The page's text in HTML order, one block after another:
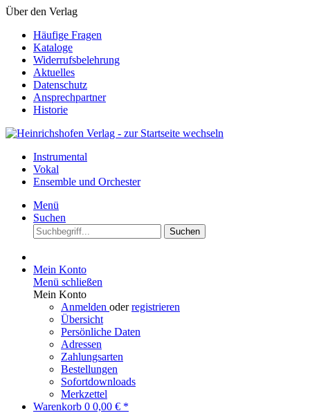
Über den Verlag
Häufige Fragen
Kataloge
Widerrufsbelehrung
Aktuelles
Datenschutz
Ansprechpartner
Historie
Instrumental
Vokal
Ensemble und Orchester
Menü
Suchen
Suchen
Mein Konto
Menü schließen
Mein Konto
Anmelden oderregistrieren
Übersicht
Persönliche Daten
Adressen
Zahlungsarten
Bestellungen
Sofortdownloads
Merkzettel
Warenkorb 0 0,00 € *